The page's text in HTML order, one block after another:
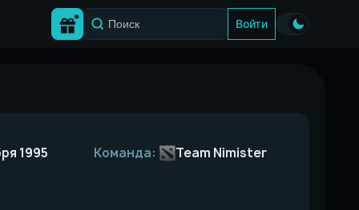
Войти
1995 Команда:
Team Nimister